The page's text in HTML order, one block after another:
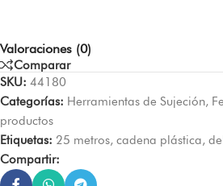
Valoraciones (0)
Comparar
SKU: 44180
Categorías: Herramientas de Sujeción,
productos
Etiquetas: 25 metros, cadena plástica,
Compartir: